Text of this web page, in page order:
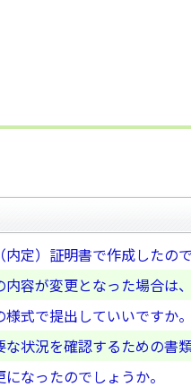
内定）証明書で作成した
内容が変更となった場合
様式で提出していいですか
な状況を確認するための
なったのでしょうか。